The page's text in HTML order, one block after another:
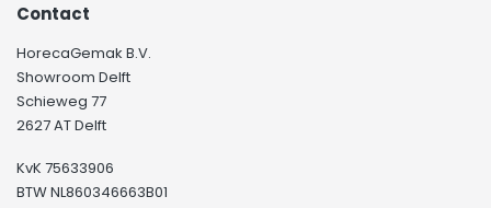
Contact
HorecaGemak B.V.
Showroom Delft
Schieweg 77
2627 AT Delft
KvK 75633906
BTW NL860346663B01